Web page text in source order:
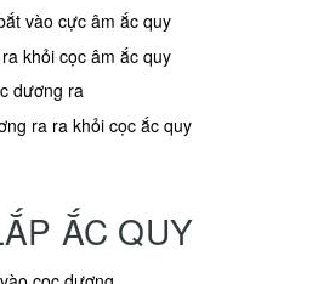
vào cực âm ắc quy
khỏi cọc âm ắc quy
dương ra
ra ra khỏi cọc ắc quy
ẮC QUY